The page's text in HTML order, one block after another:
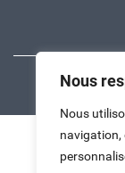
Nous
Nous
navigation,